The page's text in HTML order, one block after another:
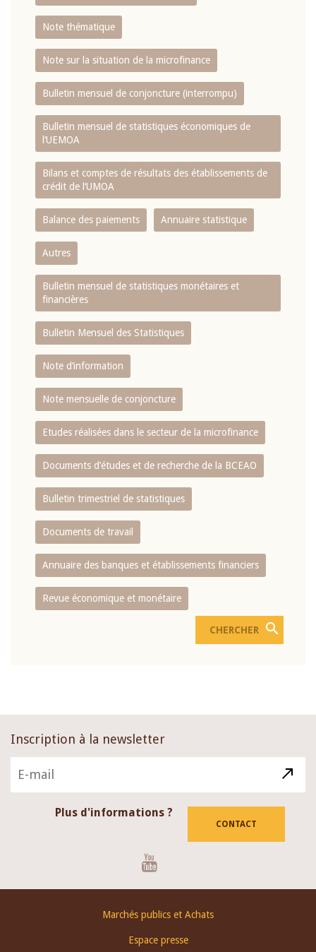
Note thématique
Note sur la situation de la microfinance
Bulletin mensuel de conjoncture (interrompu)
Bulletin mensuel de statistiques économiques de
l‘UEMOA
Bilans et comptes de résultats des établissements de
crédit de l‘UMOA
Balance des paiements Annuaire statistique
Autres
Bulletin mensuel de statistiques monétaires et
financières
Bulletin Mensuel des Statistiques
Note d’information
Note mensuelle de conjoncture
Etudes réalisées dans le secteur de la microfinance
Documents d’études et de recherche de la BCEAO
Bulletin trimestriel de statistiques
Documents de travail
Annuaire des banques et établissements financiers
Revue économique et monétaire
Inscription à la newsletter
Plus d'informations ?
CONTACT
Marchés publics et Achats
Espace presse